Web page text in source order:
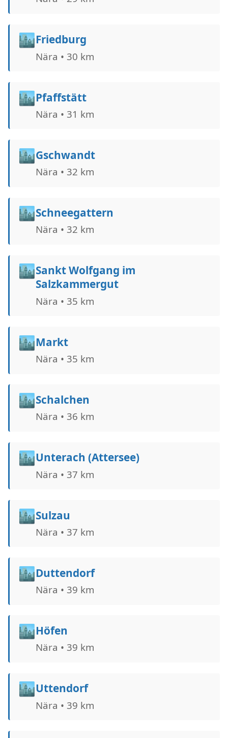
🏙️Friedburg
Nära • 30 km
🏙️Pfaffstätt
Nära • 31 km
🏙️Gschwandt
Nära • 32 km
🏙️Schneegattern
Nära • 32 km
🏙️Sankt Wolfgang im
Salzkammergut
Nära • 35 km
🏙️Markt
Nära • 35 km
🏙️Schalchen
Nära • 36 km
🏙️Unterach (Attersee)
Nära • 37 km
🏙️Sulzau
Nära • 37 km
🏙️Duttendorf
Nära • 39 km
🏙️Höfen
Nära • 39 km
🏙️Uttendorf
Nära • 39 km